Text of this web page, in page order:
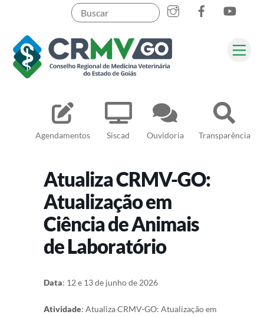
content
Agendamentos Siscad Ouvidoria Transparência
Pesquisar
Atualiza CRMV-GO:
Atualização em
Ciência de Animais
de Laboratório
Data: 12 e 13 de junho de 2026
Atividade: Atualiza CRMV-GO: Atualização em